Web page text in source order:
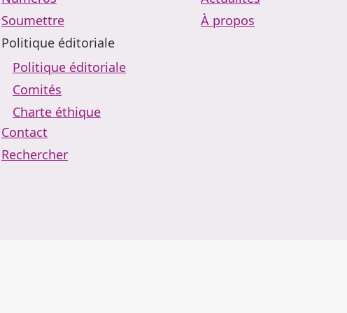
Soumettre
Politique éditoriale
Politique éditoriale
Comités
Charte éthique
Contact
Rechercher
À propos